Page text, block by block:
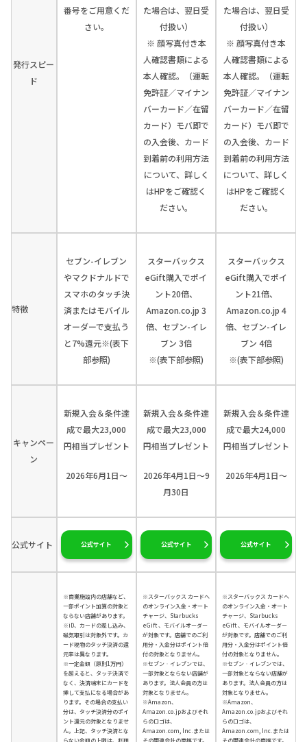
発行スピー
ド
番号をご用意くだ
さい。
た場合は、翌日受
付扱い）
※ 顔写真付き本
人確認書類による
本人確認。（運転
免許証／マイナン
バーカード／在留
カード）モバ即で
の入会後、カード
到着前の利用方法
について、詳しく
はHPをご確認く
ださい。
た場合は、翌日受
付扱い）
※ 顔写真付き本
人確認書類による
本人確認。（運転
免許証／マイナン
バーカード／在留
カード）モバ即で
の入会後、カード
到着前の利用方法
について、詳しく
はHPをご確認く
ださい。
特徴
セブン-イレブン
やマクドナルドで
スマホのタッチ決
済またはモバイル
オーダーで支払う
と7%還元※(表下
部参照)
スターバックス
eGift購入でポイ
ント20倍、
Amazon.co.jp 3
倍、セブン-イレ
ブン 3倍
※(表下部参照)
スターバックス
eGift購入でポイ
ント21倍、
Amazon.co.jp 4
倍、セブン-イレ
ブン 4倍
※(表下部参照)
キャンペー
ン
新規入会＆条件達
成で最大23,000
円相当プレゼント
2026年6月1日～
新規入会＆条件達
成で最大23,000
円相当プレゼント
2026年4月1日～9
月30日
新規入会＆条件達
成で最大24,000
円相当プレゼント
2026年4月1日～
公式サイト 公式サイト 公式サイト 公式サイト
※商業施設内の店舗など、
一部ポイント加算の対象と
ならない店舗があります。
※iD、カードの差し込み、
磁気取引は対象外です。カ
ード現物のタッチ決済の還
元率は異なります。
※一定金額（原則1万円）
を超えると、タッチ決済で
なく、決済端末にカードを
挿して支払になる場合があ
ります。その場合の支払い
分は、タッチ決済分のポイ
ント還元の対象となりませ
ん。上記、タッチ決済とな
らない金額の上限は、利用
※スターバックス カードへ
のオンライン入金・オート
チャージ、Starbucks
eGift 、モバイルオーダー
が対象です。店舗でのご利
用分・入金分はポイント倍
付の対象となりません。
※セブン‐イレブンでは、
一部対象とならない店舗が
あります。法人会員の方は
対象となりません。
※Amazon、
Amazon.co.jpおよびそれ
らのロゴは、
Amazon.com, Inc.または
その関連会社の商標です。
※スターバックス カードへ
のオンライン入金・オート
チャージ、Starbucks
eGift 、モバイルオーダー
が対象です。店舗でのご利
用分・入金分はポイント倍
付の対象となりません。
※セブン‐イレブンでは、
一部対象とならない店舗が
あります。法人会員の方は
対象となりません。
※Amazon、
Amazon.co.jpおよびそれ
らのロゴは、
Amazon.com, Inc.または
その関連会社の商標です。